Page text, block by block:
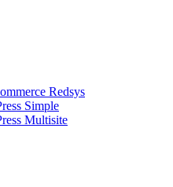
Redsys
Simple
Multisite